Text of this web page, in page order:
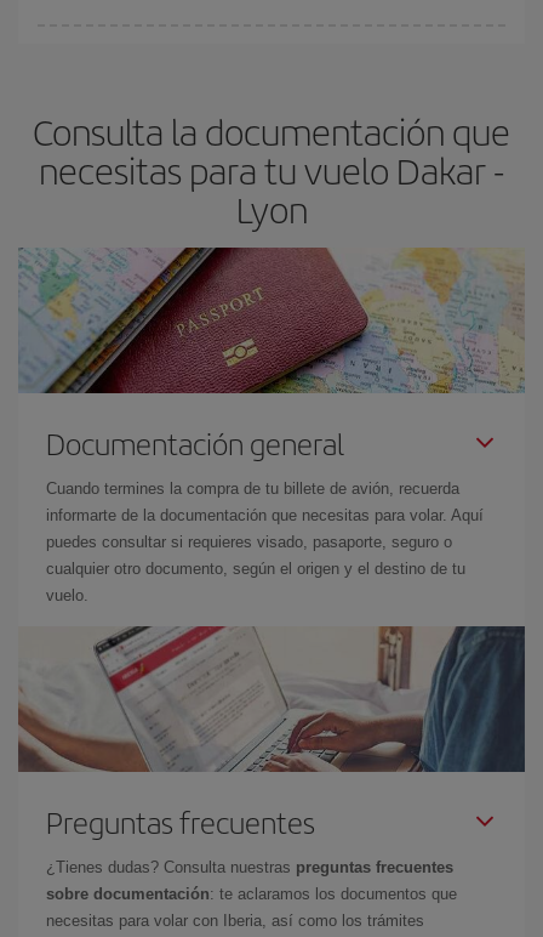
Consulta la documentación que
necesitas para tu vuelo Dakar -
Lyon
Documentación general
Cuando termines la compra de tu billete de avión, recuerda
informarte de la documentación que necesitas para volar. Aquí
puedes consultar si requieres visado, pasaporte, seguro o
cualquier otro documento, según el origen y el destino de tu
vuelo.
Preguntas frecuentes
¿Tienes dudas? Consulta nuestras preguntas frecuentes
sobre documentación: te aclaramos los documentos que
necesitas para volar con Iberia, así como los trámites